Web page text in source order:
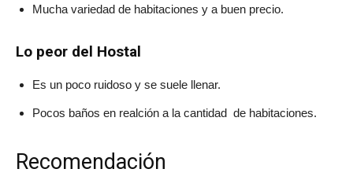
Mucha variedad de habitaciones y a buen precio.
Lo peor del Hostal
Es un poco ruidoso y se suele llenar.
Pocos baños en realción a la cantidad de habitaciones.
Recomendación